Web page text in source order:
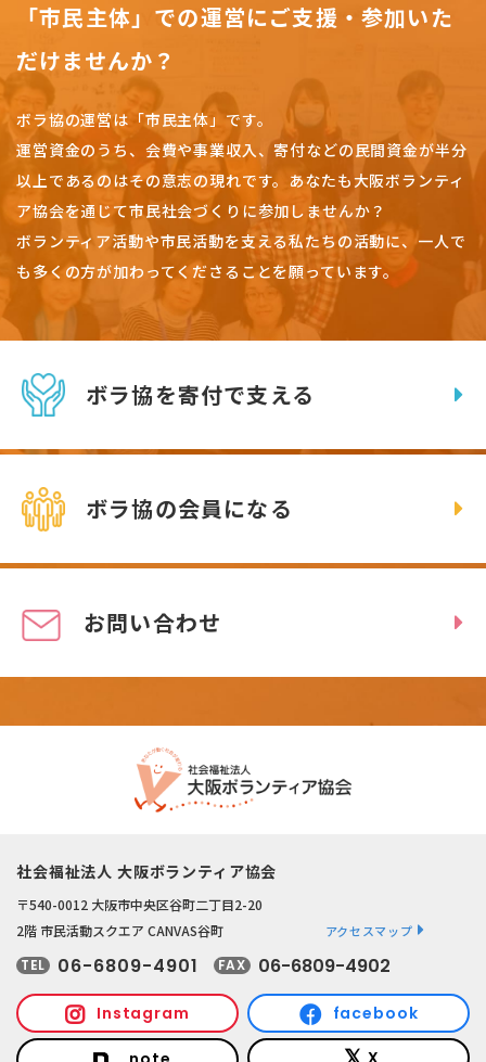
「市民主体」での運営にご支援・参加いた
だけませんか？
ボラ協の運営は「市民主体」です。
運営資金のうち、会費や事業収入、寄付などの民間資金が半分
以上であるのはその意志の現れです。 あなたも大阪ボランティ
ア協会を通じて市民社会づくりに参加しませんか？
ボランティア活動や市民活動を支える私たちの活動に、一人で
も多くの方が加わってくださることを願っています。
ボラ協を寄付で支える
ボラ協の会員になる
お問い合わせ
社会福祉法人 大阪ボランティア協会
〒540-0012 大阪市中央区谷町二丁目2-20
2階 市民活動スクエア CANVAS谷町
アクセスマップ
TEL 06-6809-4901 FAX 06-6809-4902
Instagram facebook